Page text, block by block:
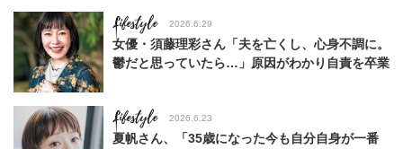
Lifestyle 2026.6.29
女優・須藤理彩さん「夫を亡くし、心身不調に。
鬱だと思っていたら…」原因がわかり自責を卒業
Lifestyle 2026.6.23
夏帆さん、「35歳になった今も自分自身が一番